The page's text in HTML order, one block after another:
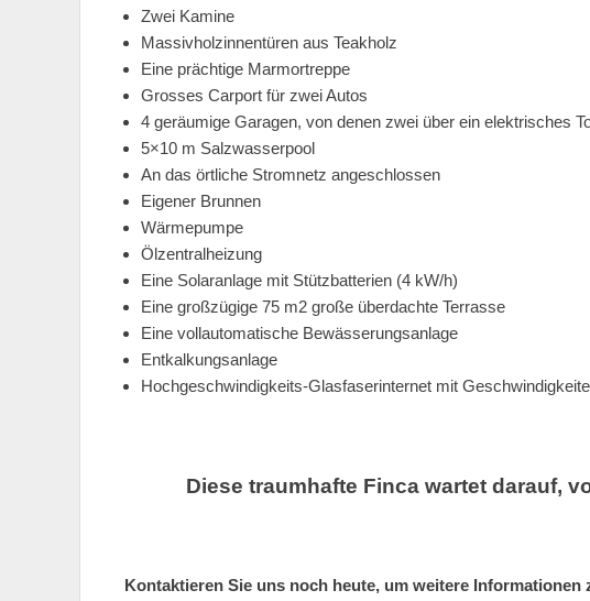
Zwei Kamine
Massivholzinnentüren aus Teakholz
Eine prächtige Marmortreppe
Grosses Carport für zwei Autos
4 geräumige Garagen, von denen zwei über ein elektrisches
5×10 m Salzwasserpool
An das örtliche Stromnetz angeschlossen
Eigener Brunnen
Wärmepumpe
Ölzentralheizung
Eine Solaranlage mit Stützbatterien (4 kW/h)
Eine großzügige 75 m2 große überdachte Terrasse
Eine vollautomatische Bewässerungsanlage
Entkalkungsanlage
Hochgeschwindigkeits-Glasfaserinternet mit
Diese traumhafte Finca wartet darauf,
Kontaktieren Sie uns noch heute, um weitere Informationen